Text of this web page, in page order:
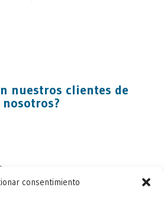
consentimiento
nuestros clientes de
nosotros?